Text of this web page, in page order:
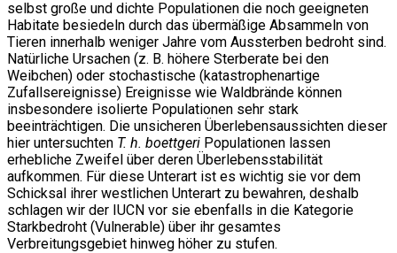
selbst große und dichte Populationen die noch geeigneten
Habitate besiedeln durch das übermäßige Absammeln von
Tieren innerhalb weniger Jahre vom Aussterben bedroht sind.
Natürliche Ursachen (z. B. höhere Sterberate bei den
Weibchen) oder stochastische (katastrophenartige
Zufallsereignisse) Ereignisse wie Waldbrände können
insbesondere isolierte Populationen sehr stark
beeinträchtigen. Die unsicheren Überlebensaussichten dieser
hier untersuchten T. h. boettgeri Populationen lassen
erhebliche Zweifel über deren Überlebensstabilität
aufkommen. Für diese Unterart ist es wichtig sie vor dem
Schicksal ihrer westlichen Unterart zu bewahren, deshalb
schlagen wir der IUCN vor sie ebenfalls in die Kategorie
Starkbedroht (Vulnerable) über ihr gesamtes
Verbreitungsgebiet hinweg höher zu stufen.